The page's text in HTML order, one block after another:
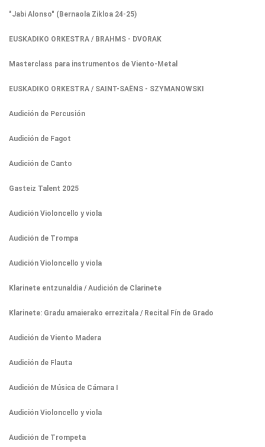
"Jabi Alonso" (Bernaola Zikloa 24-25)
EUSKADIKO ORKESTRA / BRAHMS - DVORAK
Masterclass para instrumentos de Viento-Metal
EUSKADIKO ORKESTRA / SAINT-SAËNS - SZYMANOWSKI
Audición de Percusión
Audición de Fagot
Audición de Canto
Gasteiz Talent 2025
Audición Violoncello y viola
Audición de Trompa
Audición Violoncello y viola
Klarinete entzunaldia / Audición de Clarinete
Klarinete: Gradu amaierako errezitala / Recital Fín de Grado
Audición de Viento Madera
Audición de Flauta
Audición de Música de Cámara I
Audición Violoncello y viola
Audición de Trompeta